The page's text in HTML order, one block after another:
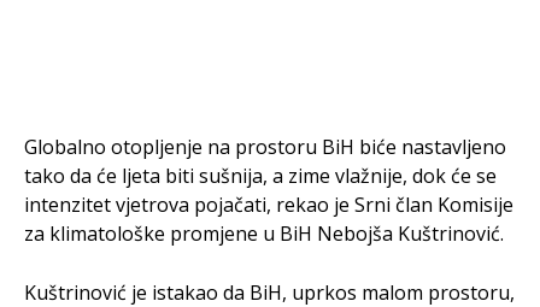
Globalno otopljenje na prostoru BiH biće nastavljeno
tako da će ljeta biti sušnija, a zime vlažnije, dok će se
intenzitet vjetrova pojačati, rekao je Srni član Komisije
za klimatološke promjene u BiH Nebojša Kuštrinović.
Kuštrinović je istakao da BiH, uprkos malom prostoru,